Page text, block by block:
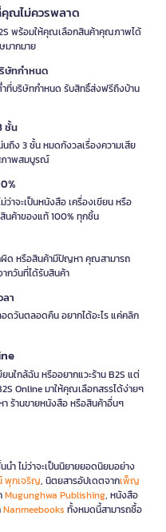
คุณไม่ควรพลาด
พร้อมให้คุณเลือกสินค้าคุณภาพได้
มากมาย
ษัทกำหนด
ที่บริษัทกำหนด รับสิทธิ์ส่งฟรีถึงบ้าน
ชั้น
ถึง 3 ชั้น หมดกังวลเรื่องความเสีย
ภาพสมบูรณ์
าจะเป็นหนังสือ เครื่องเขียน หรือ
นค้าของแท้ 100% ทุกชิ้น
ผิด หรือสินค้ามีปัญหา คุณสามารถ
กวันที่ได้รับสินค้า
า
ดวันตลอดคืน อยากได้อะไร แค่คลิก
นใกล้ฉัน หรืออยากแวะร้าน B2S แต่
Online มาให้คุณเลือกสรรได้ง่ายๆ
ร้านขายหนังสือ หรือสินค้าอื่นๆ
ำ ไม่ว่าจะเป็นนิยายยอดนิยมอย่าง
พุกเจริญ, นิตยสารอัปเดตจากเพ็ญ
Mugunghwa Publishing, หนังสือ
Nanmeebooks ทั้งหมดนี้สามารถซื้อ